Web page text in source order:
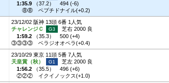
1:35.9 （37.2）
494 (-6)
⑧⑧
ペプチドナイル(+0.2)
23/12/02 阪神 13頭 6番 1人気
チャレンジＣ
芝右 2000 良
1:59.2 （35.3）
500 (+4)
③③③③
ベラジオオペラ(+0.4)
23/10/29 東京 11頭 5番 7人気
天皇賞（秋）
芝左 2000 良
1:56.2 （35.5）
496 (+6)
②②②
イクイノックス(+1.0)